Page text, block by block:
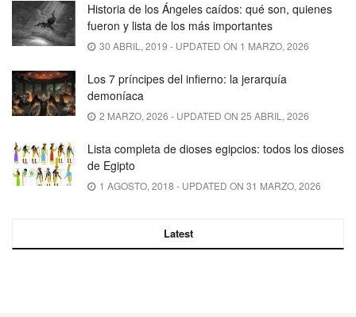
Historia de los Ángeles caídos: qué son, quienes
fueron y lista de los más importantes
30 ABRIL, 2019 - UPDATED ON 1 MARZO, 2026
Los 7 príncipes del infierno: la jerarquía
demoníaca
2 MARZO, 2026 - UPDATED ON 25 ABRIL, 2026
Lista completa de dioses egipcios: todos los dioses
de Egipto
1 AGOSTO, 2018 - UPDATED ON 31 MARZO, 2026
Latest